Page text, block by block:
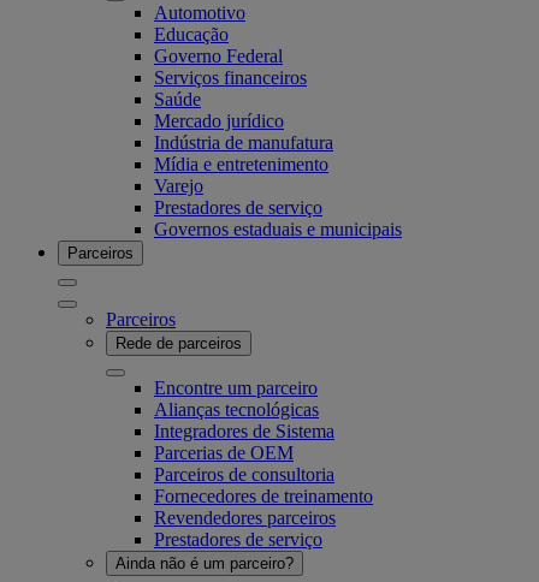
Automotivo
Educação
Governo Federal
Serviços financeiros
Saúde
Mercado jurídico
Indústria de manufatura
Mídia e entretenimento
Varejo
Prestadores de serviço
Governos estaduais e municipais
Parceiros
Parceiros
Rede de parceiros
Encontre um parceiro
Alianças tecnológicas
Integradores de Sistema
Parcerias de OEM
Parceiros de consultoria
Fornecedores de treinamento
Revendedores parceiros
Prestadores de serviço
Ainda não é um parceiro?